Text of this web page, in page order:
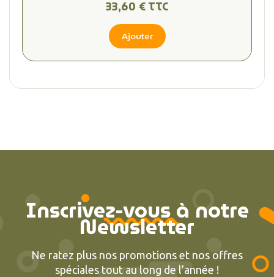
33,60 € TTC
Ajouter
Inscrivez-vous à notre
Newsletter
Ne ratez plus nos promotions et nos offres
spéciales tout au long de l’année !